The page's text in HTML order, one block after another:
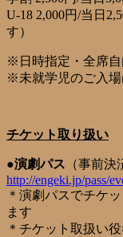
U-18 2,000円/当日
す）
※日時指定・全席自
※未就学児のご入場
チケット取り扱い
●演劇パス （事前決
http://engeki.jp/pass/
＊演劇パスでチケ
ます
＊チケット取扱い